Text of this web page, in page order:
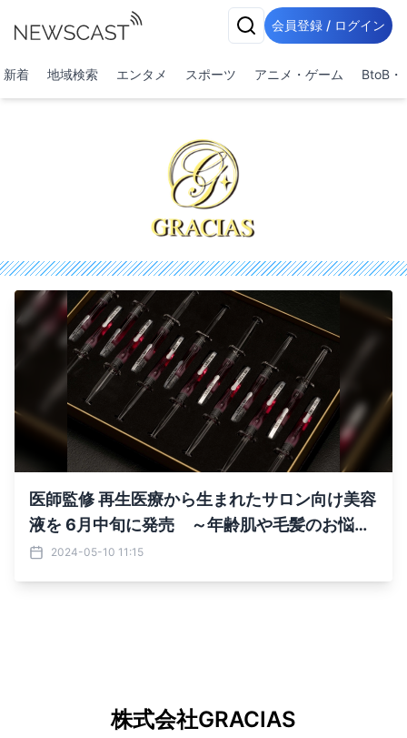
会員登録 / ログイン
新着 地域検索 エンタメ スポーツ アニメ・ゲーム BtoB・
医師監修 再生医療から生まれたサロン向け美容
液を 6月中旬に発売 ～年齢肌や毛髪のお悩み
にアプローチ～
2024-05-10 11:15
株式会社GRACIAS